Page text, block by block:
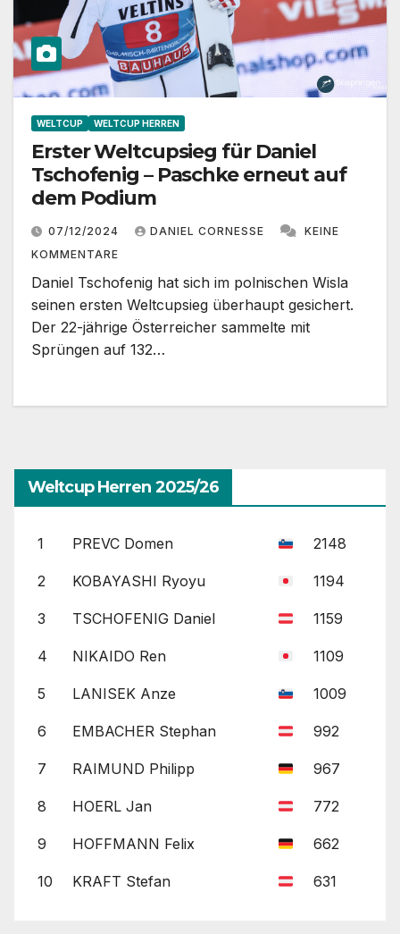
WELTCUP WELTCUP HERREN
Erster Weltcupsieg für Daniel
Tschofenig – Paschke erneut auf
dem Podium
07/12/2024 DANIEL CORNESSE
KEINE
KOMMENTARE
Daniel Tschofenig hat sich im polnischen Wisla
seinen ersten Weltcupsieg überhaupt gesichert.
Der 22-jährige Österreicher sammelte mit
Sprüngen auf 132…
Weltcup Herren 2025/26
1 PREVC Domen 2148
2 KOBAYASHI Ryoyu 1194
3 TSCHOFENIG Daniel 1159
4 NIKAIDO Ren 1109
5 LANISEK Anze 1009
6 EMBACHER Stephan 992
7 RAIMUND Philipp 967
8 HOERL Jan 772
9 HOFFMANN Felix 662
10 KRAFT Stefan 631